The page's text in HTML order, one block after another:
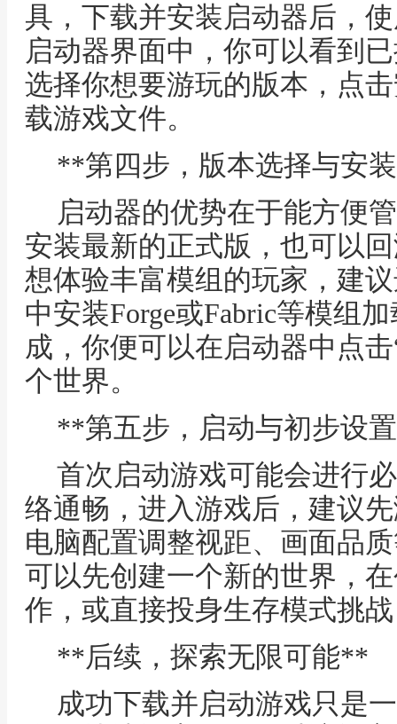
具，下载并安装启动器后，
启动器界面中，你可以看到
选择你想要游玩的版本，点
载游戏文件。
**第四步，版本选择与安
启动器的优势在于能方便
安装最新的正式版，也可以
想体验丰富模组的玩家，建
中安装Forge或Fabric等模组
成，你便可以在启动器中点
个世界。
**第五步，启动与初步设
首次启动游戏可能会进行
络通畅，进入游戏后，建议
电脑配置调整视距、画面品
可以先创建一个新的世界，
作，或直接投身生存模式挑
**后续，探索无限可能**
成功下载并启动游戏只是